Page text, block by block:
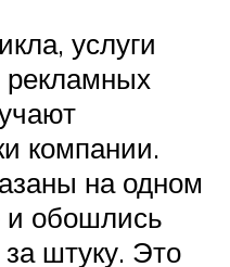
услуги
рекламных
компании.
на одном
и обошлись
штуку. Это